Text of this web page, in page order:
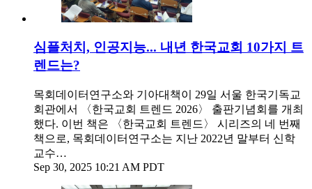
심플처치, 인공지능... 내년 한국교회 10가지 트
렌드는?
목회데이터연구소와 기아대책이 29일 서울 한국기독교
회관에서 〈한국교회 트렌드 2026〉 출판기념회를 개최
했다. 이번 책은 〈한국교회 트렌드〉 시리즈의 네 번째
책으로, 목회데이터연구소는 지난 2022년 말부터 신학
교수…
Sep 30, 2025 10:21 AM PDT